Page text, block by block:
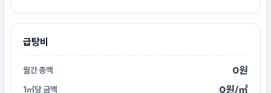
급탕비
0원
0원/㎡